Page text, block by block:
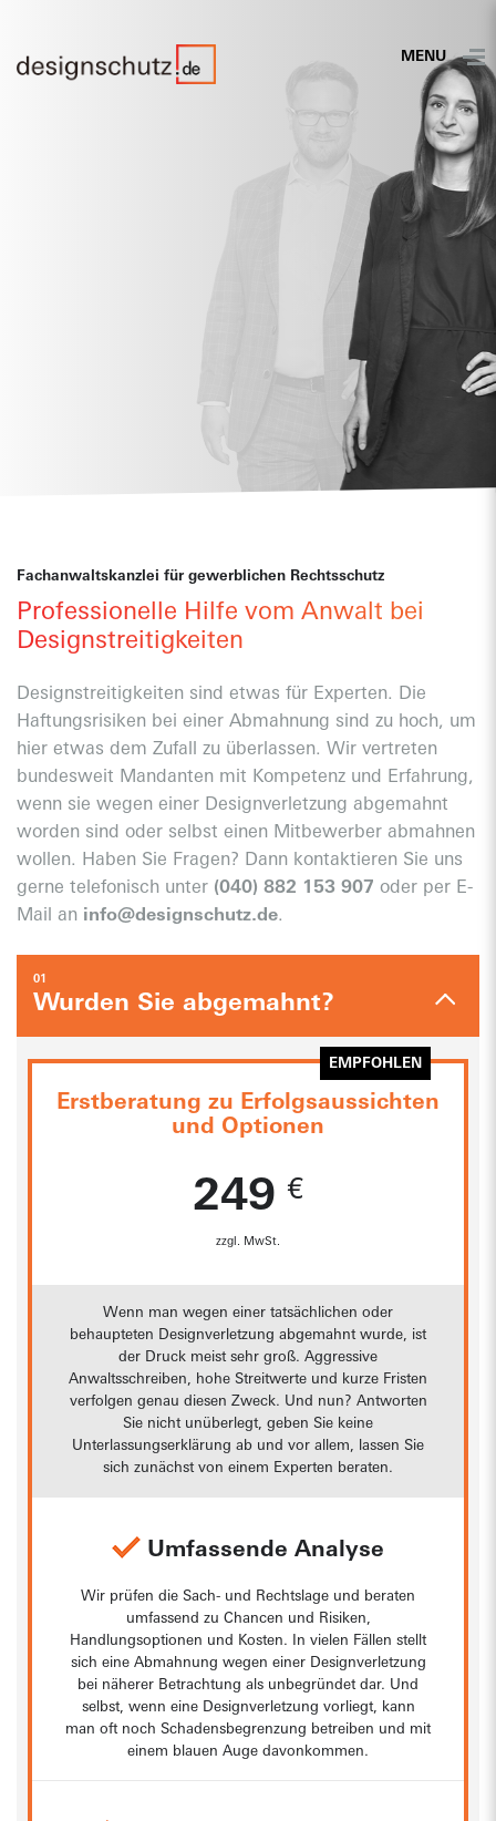
MENU
Mehr als 10 Jahre anwaltliche Erfahrung
Rechtsstreitigkeiten rund um Designs
sind unser Tagesgeschäft
Kompetent: Auf Designrecht spezialisierte
Fachanwaltskanzlei
Persönlich:Sie haben einen festen
Ansprechpartner
Ausgezeichnet:PMN Management Award als
„Newcomer des Jahres“
Fachanwaltskanzlei für gewerblichen Rechtsschutz
Profes­sio­nelle Hilfe vom Anwalt bei
Designstreitigkeiten
Designstreitigkeiten sind etwas für Experten. Die
Haftungsrisiken bei einer Abmahnung sind zu hoch, um
hier etwas dem Zufall zu überlassen. Wir vertreten
bundesweit Mandanten mit Kompetenz und Erfahrung,
wenn sie wegen einer Designverletzung abgemahnt
worden sind oder selbst einen Mitbewerber abmahnen
wollen. Haben Sie Fragen? Dann kontaktieren Sie uns
gerne telefonisch unter (040) 882 153 907 oder per E-
Mail an info@designschutz.de.
01
Wurden Sie abgemahnt?
Erstberatung zu Erfolgsaussichten
und Optionen
249
zzgl. MwSt.
Wenn man wegen einer tatsächlichen oder
behaupteten Designverletzung abgemahnt wurde, ist
der Druck meist sehr groß. Aggressive
Anwaltsschreiben, hohe Streitwerte und kurze Fristen
verfolgen genau diesen Zweck. Und nun? Antworten
Sie nicht unüberlegt, geben Sie keine
Unterlassungserklärung ab und vor allem, lassen Sie
sich zunächst von einem Experten beraten.
Umfassende Analyse
Wir prüfen die Sach- und Rechtslage und beraten
umfassend zu Chancen und Risiken,
Handlungsoptionen und Kosten. In vielen Fällen stellt
sich eine Abmahnung wegen einer Designverletzung
bei näherer Betrachtung als unbegründet dar. Und
selbst, wenn eine Designverletzung vorliegt, kann
man oft noch Schadensbegrenzung betreiben und mit
einem blauen Auge davonkommen.